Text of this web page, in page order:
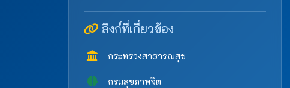
ลิงก์ที่เกี่ยวข้อง
กระทรวงสาธารณสุข
กรมสุขภาพจิต